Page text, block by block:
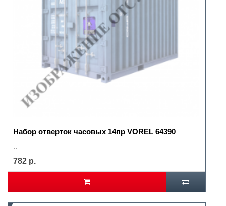
Набор отверток часовых 14пр VOREL 64390
782 р.